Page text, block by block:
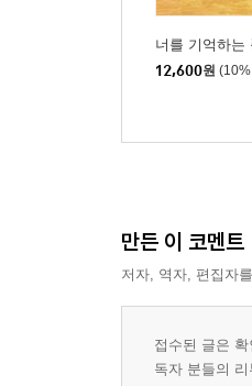
너를 기억하는
12,600원
만든 이 코멘트
저자, 역자, 편집자
접수된 글은
독자 분들의